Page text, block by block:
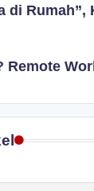
di Rumah”,
Remote